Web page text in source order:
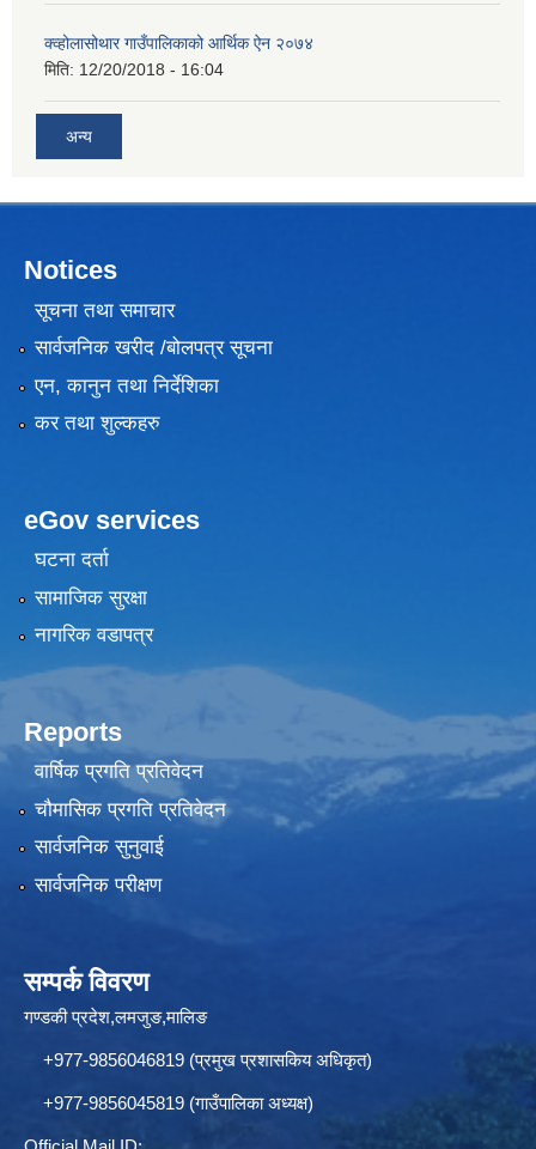
क्व्होलासोथार गाउँपालिकाको आर्थिक ऐन २०७४
मिति: 12/20/2018 - 16:04
अन्य
Notices
सूचना तथा समाचार
सार्वजनिक खरीद /बोलपत्र सूचना
एन, कानुन तथा निर्देशिका
कर तथा शुल्कहरु
eGov services
घटना दर्ता
सामाजिक सुरक्षा
नागरिक वडापत्र
Reports
वार्षिक प्रगति प्रतिवेदन
चौमासिक प्रगति प्रतिवेदन
सार्वजनिक सुनुवाई
सार्वजनिक परीक्षण
सम्पर्क विवरण
गण्डकी प्रदेश,लमजुङ,मालिङ
+977-9856046819 (प्रमुख प्रशासकिय अधिकृत)
+977-9856045819 (गाउँपालिका अध्यक्ष)